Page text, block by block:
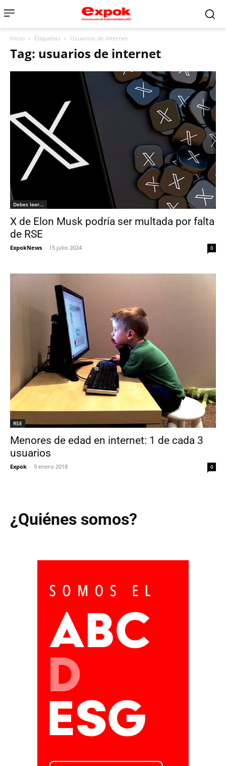
Inicio Etiquetas Usuarios de internet
Tag: usuarios de internet
Debes leer...
X de Elon Musk podría ser multada por falta
de RSE
ExpokNews - 15 julio 2024 0
RSE
Menores de edad en internet: 1 de cada 3
usuarios
Expok - 9 enero 2018 0
¿Quiénes somos?